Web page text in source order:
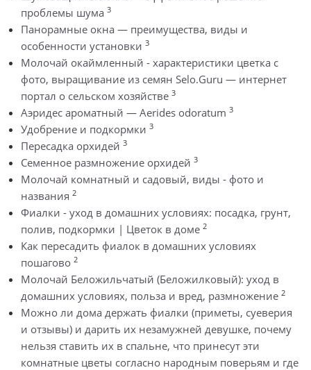
проблемы шума 3
Панорамные окна — преимущества, виды и
особенности установки 3
Молочай окаймленный - характеристики цветка с
фото, выращивание из семян Selo.Guru — интернет
портал о сельском хозяйстве 3
Аэридес ароматный — Aerides odoratum 3
Удобрение и подкормки 3
Пересадка орхидей 3
Семенное размножение орхидей 3
Молочай комнатный и садовый, виды - фото и
названия 2
Фиалки - уход в домашних условиях: посадка, грунт,
полив, подкормки | Цветок в доме 2
Как пересадить фиалок в домашних условиях
пошагово 2
Молочай Беложильчатый (Беложилковый): уход в
домашних условиях, польза и вред, размножение 2
Можно ли дома держать фиалки (приметы, суеверия
и отзывы) и дарить их незамужней девушке, почему
нельзя ставить их в спальне, что принесут эти
комнатные цветы согласно народным поверьям и где